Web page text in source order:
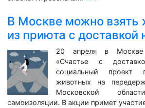
В Москве можно взять
из приюта с доставкой
20 апреля в Москве
«Счастье с
социальный проект
животных на
Московской
самоизоляции. В акции примет